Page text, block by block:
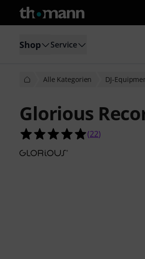
Shop Service
Alle Kategorien DJ-
Glorious
5.0 von 5
(22)